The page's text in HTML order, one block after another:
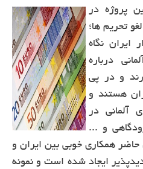
پروژه در
تحریم ها؛
ایران نگاه
درباره
و در پی
هستند و
آلمانی در
و ...
همکاری خوبی بین ایران و
ایجاد شده است و نمونه